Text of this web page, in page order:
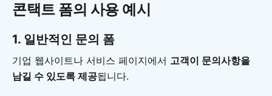
콘택트 폼의 사용 예시
1. 일반적인 문의 폼
기업 웹사이트나 서비스 페이지에서 고객이 문의사항을
남길 수 있도록 제공됩니다.